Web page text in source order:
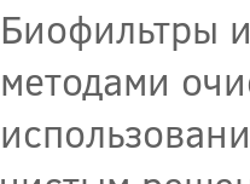
Биофильтры
методами